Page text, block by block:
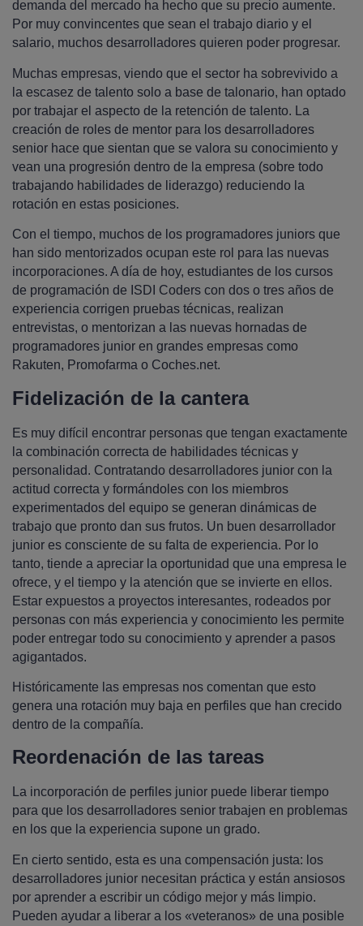
demanda del mercado ha hecho que su precio aumente.
Por muy convincentes que sean el trabajo diario y el
salario, muchos desarrolladores quieren poder progresar.
Muchas empresas, viendo que el sector ha sobrevivido a
la escasez de talento solo a base de talonario, han optado
por trabajar el aspecto de la retención de talento. La
creación de roles de mentor para los desarrolladores
senior hace que sientan que se valora su conocimiento y
vean una progresión dentro de la empresa (sobre todo
trabajando habilidades de liderazgo) reduciendo la
rotación en estas posiciones.
Con el tiempo, muchos de los programadores juniors que
han sido mentorizados ocupan este rol para las nuevas
incorporaciones. A día de hoy, estudiantes de los cursos
de programación de ISDI Coders con dos o tres años de
experiencia corrigen pruebas técnicas, realizan
entrevistas, o mentorizan a las nuevas hornadas de
programadores junior en grandes empresas como
Rakuten, Promofarma o Coches.net.
Fidelización de la cantera
Es muy difícil encontrar personas que tengan exactamente
la combinación correcta de habilidades técnicas y
personalidad. Contratando desarrolladores junior con la
actitud correcta y formándoles con los miembros
experimentados del equipo se generan dinámicas de
trabajo que pronto dan sus frutos. Un buen desarrollador
junior es consciente de su falta de experiencia. Por lo
tanto, tiende a apreciar la oportunidad que una empresa le
ofrece, y el tiempo y la atención que se invierte en ellos.
Estar expuestos a proyectos interesantes, rodeados por
personas con más experiencia y conocimiento les permite
poder entregar todo su conocimiento y aprender a pasos
agigantados.
Históricamente las empresas nos comentan que esto
genera una rotación muy baja en perfiles que han crecido
dentro de la compañía.
Reordenación de las tareas
La incorporación de perfiles junior puede liberar tiempo
para que los desarrolladores senior trabajen en problemas
en los que la experiencia supone un grado.
En cierto sentido, esta es una compensación justa: los
desarrolladores junior necesitan práctica y están ansiosos
por aprender a escribir un código mejor y más limpio.
Pueden ayudar a liberar a los «veteranos» de una posible